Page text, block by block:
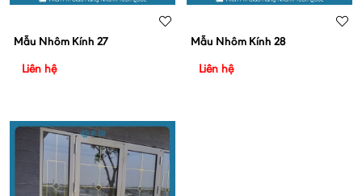
Mẫu Nhôm Kính 27
Liên hệ
Mẫu Nhôm Kính 28
Liên hệ